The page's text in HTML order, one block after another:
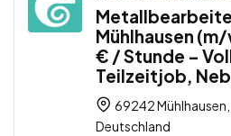
Mühlhausen
€ / Stunde –
Teilzeitjob,
69242
Deutschland